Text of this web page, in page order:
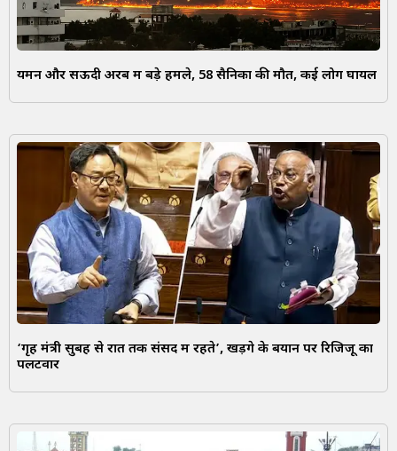
यमन और सऊदी अरब में बड़े हमले, 58 सैनिकों की मौत, कई लोग घायल
‘गृह मंत्री सुबह से रात तक संसद में रहते’, खड़गे के बयान पर रिजिजू का
पलटवार